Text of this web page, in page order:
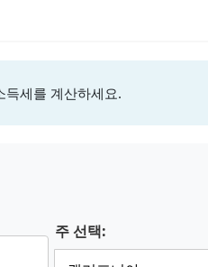
득세를 계산하세요.
주 선택: